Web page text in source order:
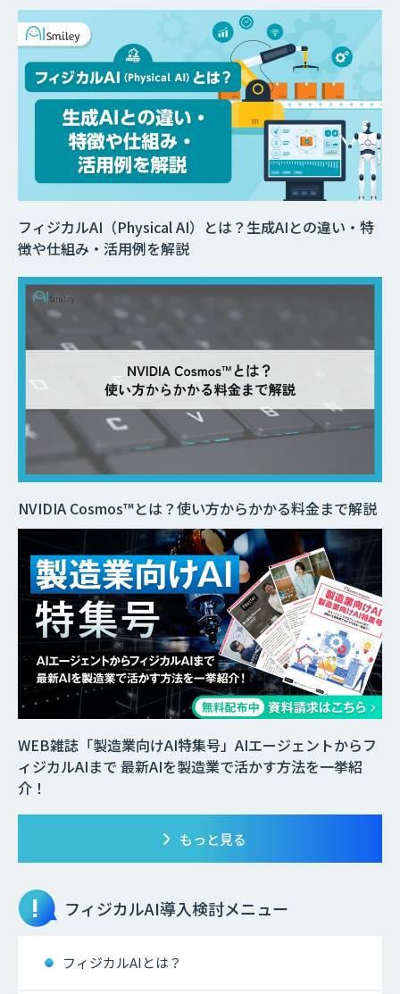
WEB雑誌「製造業向けAI特集号」AIエージェントからフ
ィジカルAIまで 最新AIを製造業で活かす方法を一挙紹
介！
NVIDIA Cosmos™とは？使い方からかかる料金まで解説
フィジカルAI（Physical AI）とは？生成AIとの違い・特
徴や仕組み・活用例を解説
もっと見る
フィジカルAI導入検討メニュー
フィジカルAIとは？